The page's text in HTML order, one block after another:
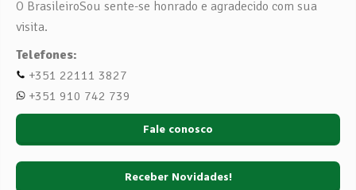
O BrasileiroSou sente-se honrado e agradecido com sua
visita.
Telefones:
+351 22111 3827
+351 910 742 739
Fale conosco
Receber Novidades!